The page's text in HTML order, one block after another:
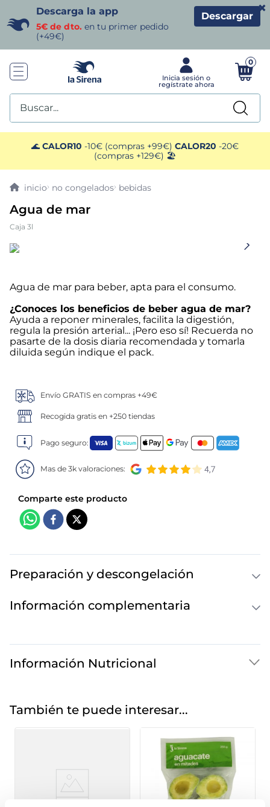
Descarga la app
5€ de dto. en tu primer pedido
(+49€)
Descargar
×
0
Buscar...
🌊 CALOR10 -10€ (compras +99€) CALOR20 -20€
(compras +129€) 🏖️
no congelados bebidas
Agua de mar
Caja 3l
Agua de mar para beber, apta para el consumo.
¿Conoces los beneficios de beber agua de mar?
Ayuda a reponer minerales, facilita la digestión,
regula la presión arterial... ¡Pero eso sí! Recuerda no
pasarte de la dosis diaria recomendada y tomarla
diluida según indique el pack.
Envío GRATIS en compras +49€
Recogida gratis en +250 tiendas
Pago seguro:
Mas de 3k valoraciones:
Preparación y descongelación
Información complementaria
Información Nutricional
También te puede interesar...
TÉRMINOS MÁS BUSCADOS
1. helados sirena
3. patatas
5. verduras
6. croquetas
7. canelones
. sushi
10. listísimos